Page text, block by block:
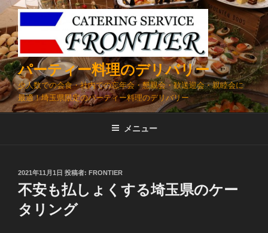
コ
テ
ン
ツ
へ
ス
キ
パーティー料理のデリバリー
少人数での会食・社内での忘年会・懇親会・歓送迎会・親睦会に
最適！埼玉県限定のパーティー料理のデリバリー
メニュー
投
稿
日:
2021年11月1日 投稿者: FRONTIER
不安も払しょくする埼玉県のケー
タリング